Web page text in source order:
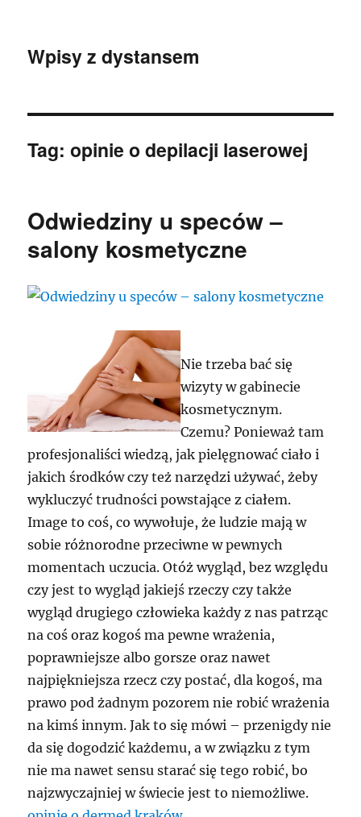
Wpisy z dystansem
Tag:opinie o depilacji laserowej
Odwiedziny u speców –
salony kosmetyczne
Nie trzeba bać się
wizyty w gabinecie
kosmetycznym.
Czemu? Ponieważ tam
profesjonaliści wiedzą, jak pielęgnować ciało i
jakich środków czy też narzędzi używać, żeby
wykluczyć trudności powstające z ciałem.
Image to coś, co wywołuje, że ludzie mają w
sobie różnorodne przeciwne w pewnych
momentach uczucia. Otóż wygląd, bez względu
czy jest to wygląd jakiejś rzeczy czy także
wygląd drugiego człowieka każdy z nas patrząc
na coś oraz kogoś ma pewne wrażenia,
poprawniejsze albo gorsze oraz nawet
najpiękniejsza rzecz czy postać, dla kogoś, ma
prawo pod żadnym pozorem nie robić wrażenia
na kimś innym. Jak to się mówi – przenigdy nie
da się dogodzić każdemu, a w związku z tym
nie ma nawet sensu starać się tego robić, bo
najzwyczajniej w świecie jest to niemożliwe.